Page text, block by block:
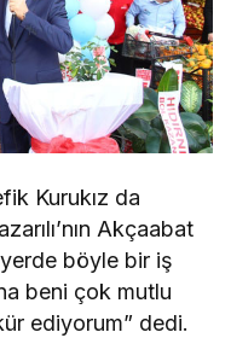
Kurukız da
Akçaabat
böyle bir iş
beni çok mutlu
ediyorum” dedi.